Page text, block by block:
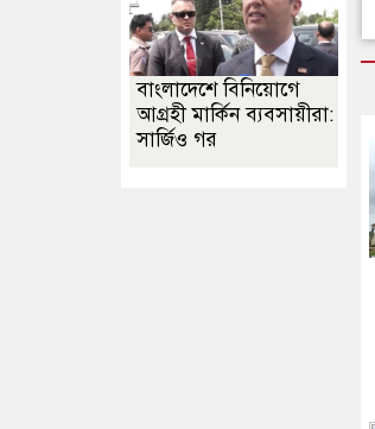
বাংলাদেশে বিনিয়োগে
আগ্রহী মার্কিন ব্যবসায়ীরা:
সার্জিও গর